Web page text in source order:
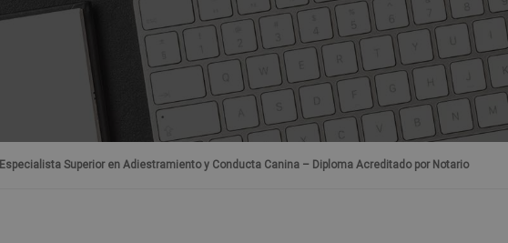
Especialista Superior en Adiestramiento y Conducta Canina – Diploma Acreditado por Notario